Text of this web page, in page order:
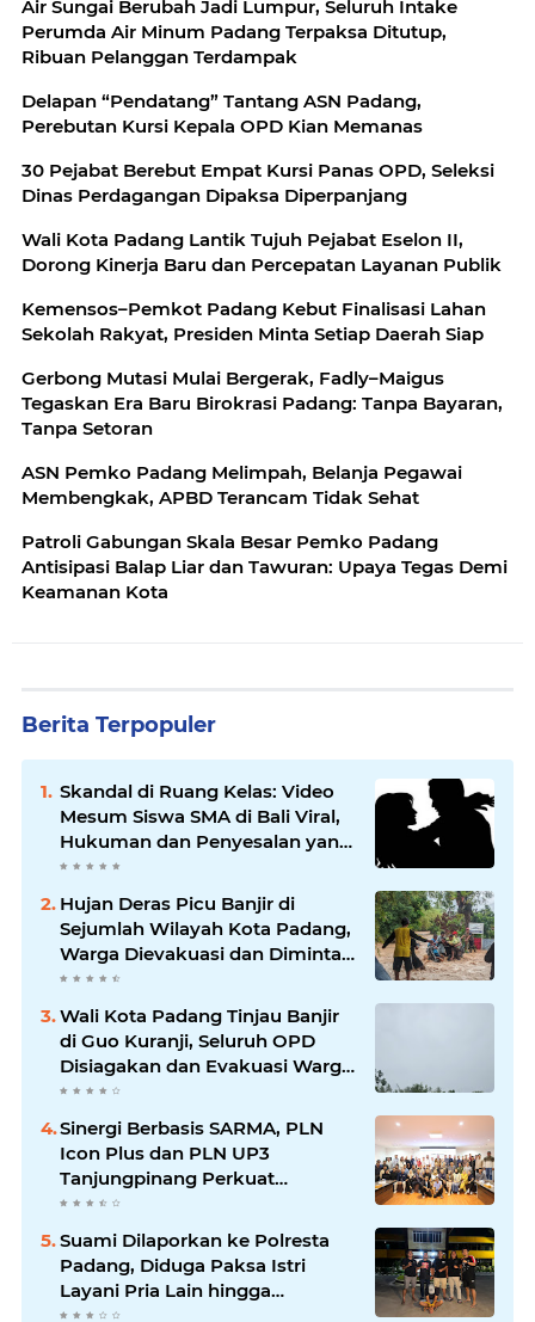
Air Sungai Berubah Jadi Lumpur, Seluruh Intake
Perumda Air Minum Padang Terpaksa Ditutup,
Ribuan Pelanggan Terdampak
Delapan “Pendatang” Tantang ASN Padang,
Perebutan Kursi Kepala OPD Kian Memanas
30 Pejabat Berebut Empat Kursi Panas OPD, Seleksi
Dinas Perdagangan Dipaksa Diperpanjang
Wali Kota Padang Lantik Tujuh Pejabat Eselon II,
Dorong Kinerja Baru dan Percepatan Layanan Publik
Kemensos–Pemkot Padang Kebut Finalisasi Lahan
Sekolah Rakyat, Presiden Minta Setiap Daerah Siap
Gerbong Mutasi Mulai Bergerak, Fadly–Maigus
Tegaskan Era Baru Birokrasi Padang: Tanpa Bayaran,
Tanpa Setoran
ASN Pemko Padang Melimpah, Belanja Pegawai
Membengkak, APBD Terancam Tidak Sehat
Patroli Gabungan Skala Besar Pemko Padang
Antisipasi Balap Liar dan Tawuran: Upaya Tegas Demi
Keamanan Kota
Berita Terpopuler
Skandal di Ruang Kelas: Video
Mesum Siswa SMA di Bali Viral,
Hukuman dan Penyesalan yang
Mengikuti
Hujan Deras Picu Banjir di
Sejumlah Wilayah Kota Padang,
Warga Dievakuasi dan Diminta
Waspada Banjir Susulan
Wali Kota Padang Tinjau Banjir
di Guo Kuranji, Seluruh OPD
Disiagakan dan Evakuasi Warga
Dipercepat
Sinergi Berbasis SARMA, PLN
Icon Plus dan PLN UP3
Tanjungpinang Perkuat
Kolaborasi Strategis
Suami Dilaporkan ke Polresta
Padang, Diduga Paksa Istri
Layani Pria Lain hingga
Berulang Kali